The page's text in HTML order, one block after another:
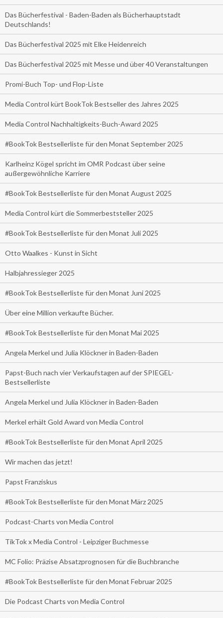
Das Bücherfestival - Baden-Baden als Bücherhauptstadt
Deutschlands!
Das Bücherfestival 2025 mit Elke Heidenreich
Das Bücherfestival 2025 mit Messe und über 40 Veranstaltungen
Promi-Buch Top- und Flop-Liste
Media Control kürt BookTok Bestseller des Jahres 2025
Media Control Nachhaltigkeits-Buch-Award 2025
#BookTok Bestsellerliste für den Monat September 2025
Karlheinz Kögel spricht im OMR Podcast über seine
außergewöhnliche Karriere
#BookTok Bestsellerliste für den Monat August 2025
Media Control kürt die Sommerbeststeller 2025
#BookTok Bestsellerliste für den Monat Juli 2025
Otto Waalkes - Kunst in Sicht
Halbjahressieger 2025
#BookTok Bestsellerliste für den Monat Juni 2025
Über eine Million verkaufte Bücher.
#BookTok Bestsellerliste für den Monat Mai 2025
Angela Merkel und Julia Klöckner in Baden-Baden
Papst-Buch nach vier Verkaufstagen auf der SPIEGEL-
Bestsellerliste
Angela Merkel und Julia Klöckner in Baden-Baden
Merkel erhält Gold Award von Media Control
#BookTok Bestsellerliste für den Monat April 2025
Wir machen das jetzt!
Papst Franziskus
#BookTok Bestsellerliste für den Monat März 2025
Podcast-Charts von Media Control
TikTok x Media Control - Leipziger Buchmesse
MC Folio: Präzise Absatzprognosen für die Buchbranche
#BookTok Bestsellerliste für den Monat Februar 2025
Die Podcast Charts von Media Control